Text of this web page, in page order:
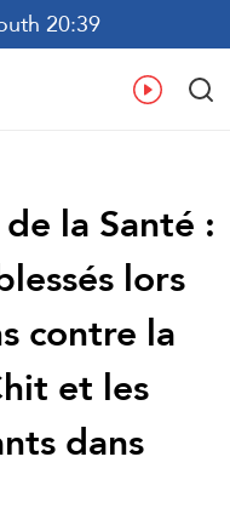
20:39
la Santé :
lors
contre la
et les
dans